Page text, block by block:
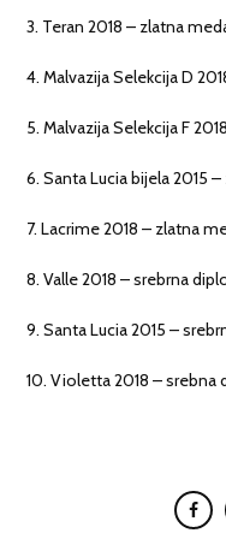
3. Teran 2018 – zlatna
4. Malvazija Selekcija D
5. Malvazija Selekcija F
6. Santa Lucia bijela 2015
7. Lacrime 2018 – zlatna
8. Valle 2018 – srebrna
9. Santa Lucia 2015 –
10. Violetta 2018 – srebna